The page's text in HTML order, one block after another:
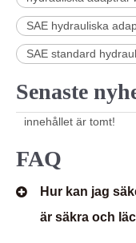
SAE hydrauliska
SAE standard
Senaste
innehållet är tomt!
FAQ
Hur kan jag
är säkra och